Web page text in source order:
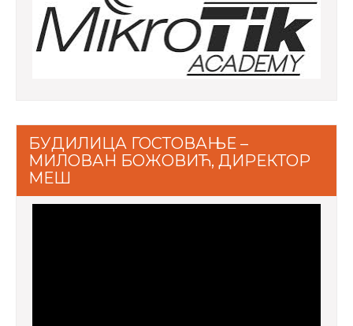
БУДИЛИЦА ГОСТОВАЊЕ –
МИЛОВАН БОЖОВИЋ, ДИРЕКТОР
МЕШ